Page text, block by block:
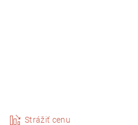
Strážiť cenu